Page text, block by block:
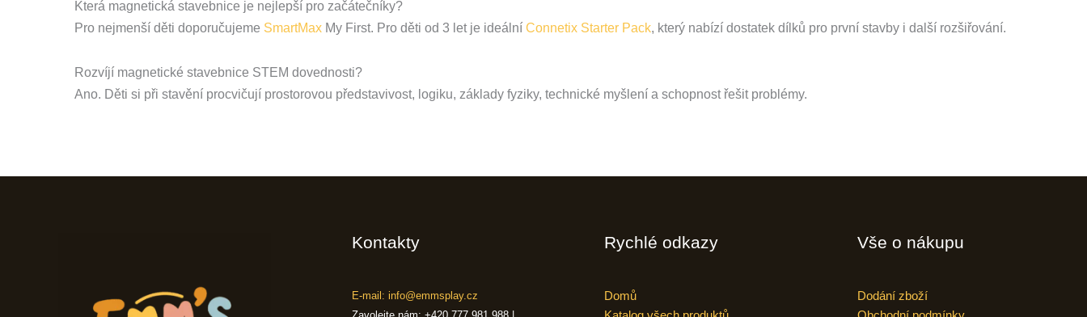
Která magnetická stavebnice je nejlepší pro začátečníky?
Pro nejmenší děti doporučujeme SmartMax My First. Pro děti od 3 let je ideální Connetix Starter Pack, který nabízí dostatek dílků pro první stavby i další rozšiřování.
Rozvíjí magnetické stavebnice STEM dovednosti?
Ano. Děti si při stavění procvičují prostorovou představivost, logiku, základy fyziky, technické myšlení a schopnost řešit problémy.
Kontakty
E-mail: info@emmsplay.cz
Rychlé odkazy
Domů
Vše o nákupu
Dodání zboží